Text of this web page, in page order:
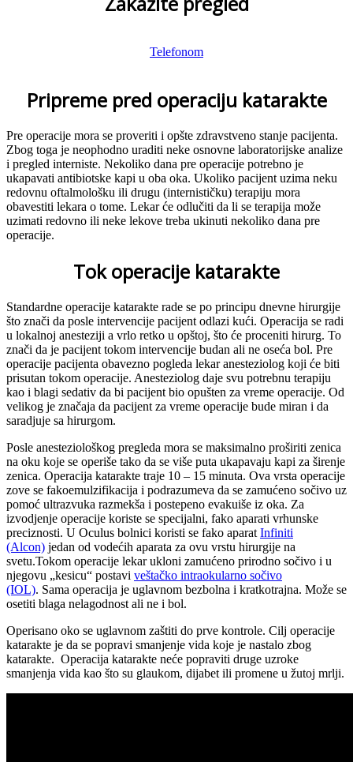
Telefonom
Pripreme pred operaciju katarakte
Pre operacije mora se proveriti i opšte zdravstveno stanje pacijenta.
Zbog toga je neophodno uraditi neke osnovne laboratorijske analize
i pregled interniste. Nekoliko dana pre operacije potrebno je
ukapavati antibiotske kapi u oba oka. Ukoliko pacijent uzima neku
redovnu oftalmološku ili drugu (internističku) terapiju mora
obavestiti lekara o tome. Lekar će odlučiti da li se terapija može
uzimati redovno ili neke lekove treba ukinuti nekoliko dana pre
operacije.
Tok operacije katarakte
Standardne operacije katarakte rade se po principu dnevne hirurgije
što znači da posle intervencije pacijent odlazi kući. Operacija se radi
u lokalnoj anesteziji a vrlo retko u opštoj, što će proceniti hirurg. To
znači da je pacijent tokom intervencije budan ali ne oseća bol. Pre
operacije pacijenta obavezno pogleda lekar anesteziolog koji će biti
prisutan tokom operacije. Anesteziolog daje svu potrebnu terapiju
kao i blagi sedativ da bi pacijent bio opušten za vreme operacije. Od
velikog je značaja da pacijent za vreme operacije bude miran i da
saradjuje sa hirurgom.
Posle anesteziološkog pregleda mora se maksimalno proširiti zenica
na oku koje se operiše tako da se više puta ukapavaju kapi za širenje
zenica. Operacija katarakte traje 10 – 15 minuta. Ova vrsta operacije
zove se fakoemulzifikacija i podrazumeva da se zamućeno sočivo uz
pomoć ultrazvuka razmekša i postepeno evakuiše iz oka. Za
izvodjenje operacije koriste se specijalni, fako aparati vrhunske
preciznosti. U Oculus bolnici koristi se fako aparat Infiniti
(Alcon) jedan od vodećih aparata za ovu vrstu hirurgije na
svetu.Tokom operacije lekar ukloni zamućeno prirodno sočivo i u
njegovu „kesicu“ postavi veštačko intraokularno sočivo
(IOL). Sama operacija je uglavnom bezbolna i kratkotrajna. Može se
osetiti blaga nelagodnost ali ne i bol.
Operisano oko se uglavnom zaštiti do prve kontrole. Cilj operacije
katarakte je da se popravi smanjenje vida koje je nastalo zbog
katarakte. Operacija katarakte neće popraviti druge uzroke
smanjenja vida kao što su glaukom, dijabet ili promene u žutoj mrlji.